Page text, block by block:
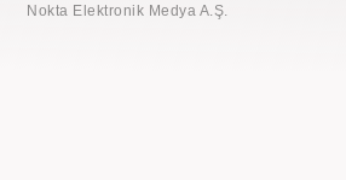
Nokta Elektronik Medya A.Ş.